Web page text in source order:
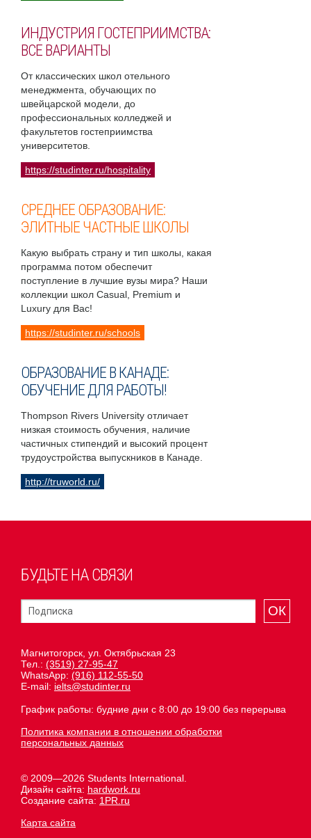
ИНДУСТРИЯ ГОСТЕПРИИМСТВА:
ВСЕ ВАРИАНТЫ
От классических школ отельного
менеджмента, обучающих по
швейцарской модели, до
профессиональных колледжей и
факультетов гостеприимства
университетов.
https://studinter.ru/hospitality
СРЕДНЕЕ ОБРАЗОВАНИЕ:
ЭЛИТНЫЕ ЧАСТНЫЕ ШКОЛЫ
Какую выбрать страну и тип школы, какая
программа потом обеспечит
поступление в лучшие вузы мира? Наши
коллекции школ Casual, Premium и
Luxury для Вас!
https://studinter.ru/schools
ОБРАЗОВАНИЕ В КАНАДЕ:
ОБУЧЕНИЕ ДЛЯ РАБОТЫ!
Thompson Rivers University отличает
низкая стоимость обучения, наличие
частичных стипендий и высокий процент
трудоустройства выпускников в Канаде.
http://truworld.ru/
БУДЬТЕ НА СВЯЗИ
ОК
Магнитогорск, ул. Октябрьская 23
Тел.: (3519) 27-95-47
WhatsApp: (916) 112-55-50
E-mail: ielts@studinter.ru
График работы: будние дни с 8:00 до 19:00 без перерыва
Политика компании в отношении обработки
персональных данных
© 2009—2026 Students International.
Дизайн сайта: hardwork.ru
Создание сайта: 1PR.ru
Карта сайта